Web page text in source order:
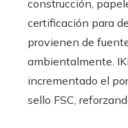
construcción,
certificación para
provienen de
ambientalmente.
incrementado el
sello FSC,